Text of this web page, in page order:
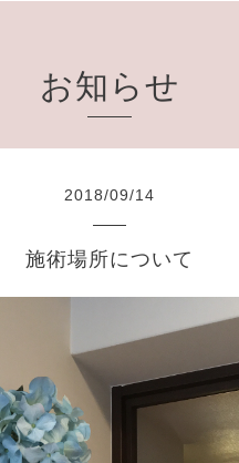
お知らせ
2018/09/14
施術場所について